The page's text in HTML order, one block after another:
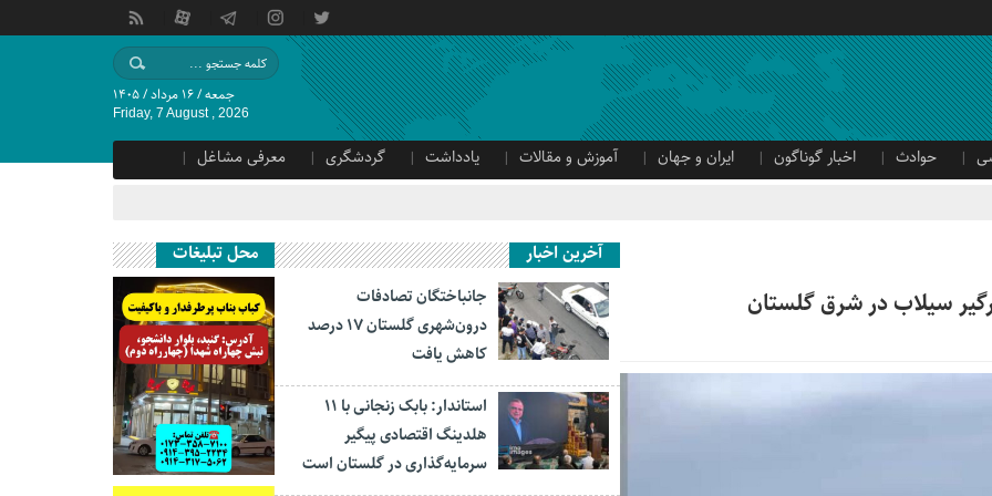
جمعه / ۱۶ مرداد / ۱۴۰۵
Friday, 7 August , 2026
حوادث اخبار گوناگون ایران و جهان آموزش و مقالات یادداشت گردشگری
معرفی مشاغل
سیلاب در شرق گلستان
آخرین اخبار
جانباختگان تصادفات
درون‌شهری گلستان ۱۷ درصد
کاهش یافت
استاندار: بابک زنجانی با ۱۱
هلدینگ اقتصادی پیگیر
سرمایه‌گذاری در گلستان است
محل تبلیغات